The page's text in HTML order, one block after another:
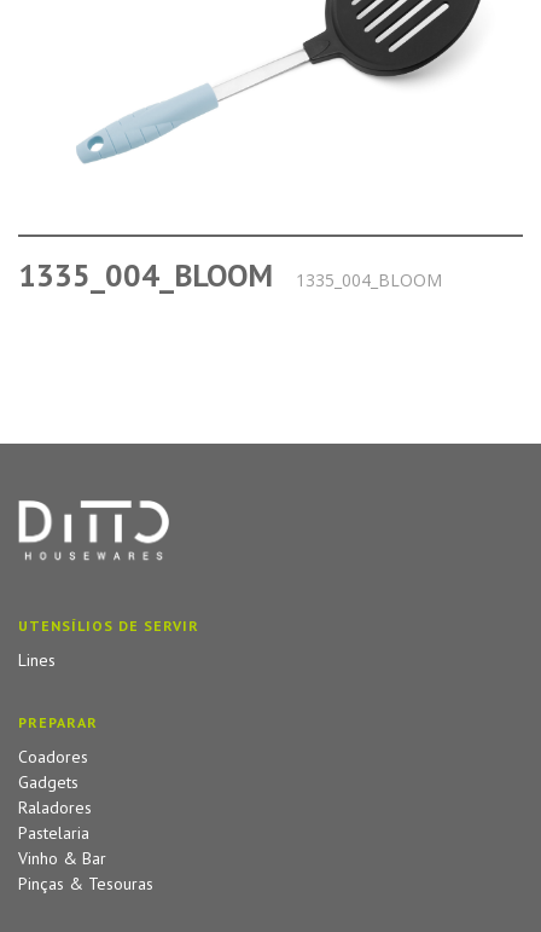
1335_004_BLOOM 1335_004_BLOOM
UTENSÍLIOS DE SERVIR
Lines
PREPARAR
Coadores
Gadgets
Raladores
Pastelaria
Vinho & Bar
Pinças & Tesouras